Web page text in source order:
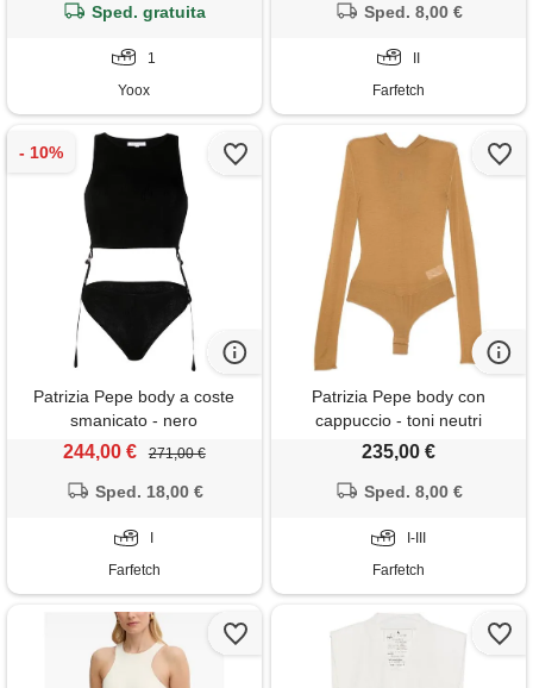
Sped. gratuita
1
Yoox
Sped. 8,00 €
Farfetch
Patrizia Pepe body a coste
smanicato - nero
244,00 € 271,00 €
Sped. 18,00 €
Farfetch
Patrizia Pepe body con
cappuccio - toni neutri
235,00 €
Sped. 8,00 €
I-III
Farfetch